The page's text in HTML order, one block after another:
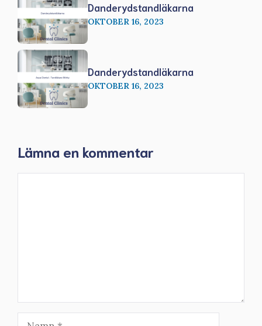
Danderydstandläkarna
OKTOBER 16, 2023
Danderydstandläkarna
OKTOBER 16, 2023
Lämna en kommentar